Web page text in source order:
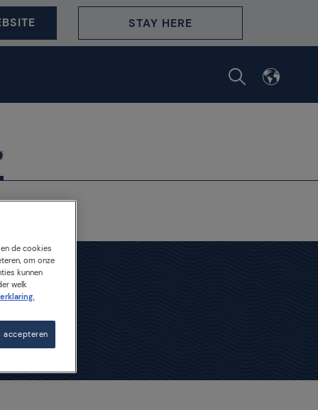
STAY HERE
de cookies
om onze
kunnen
welk
accepteren